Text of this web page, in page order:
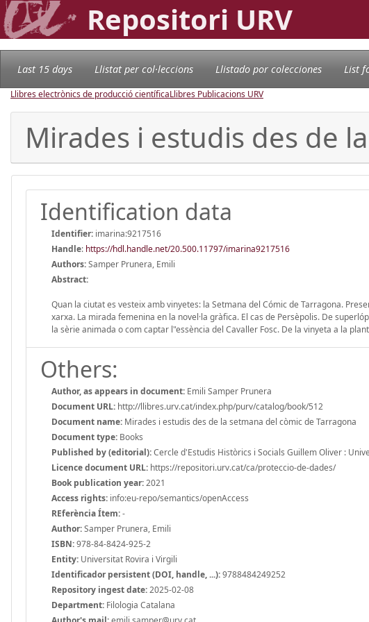
Repositori URV
Last 15 days Llistat per col·leccions Llistado por colecciones List
Llibres electrònics de producció científicaLlibres Publicacions URV
Mirades i estudis des de
Identification data
Identifier: imarina:9217516
Handle: https://hdl.handle.net/20.500.11797/imarina9217516
Authors:Samper Prunera, Emili
Abstract:
Quan la ciutat es vesteix amb vinyetes: la Setmana del Cómic de Tarragona.
xarxa. La mirada femenina en la novel·la gràfica. El cas de Persèpolis. De
la sèrie animada o com captar l"essència del Cavaller Fosc. De la vinyeta a la
Others:
Author, as appears in document: Emili Samper Prunera
Document URL: http://llibres.urv.cat/index.php/purv/catalog/book/512
Document name: Mirades i estudis des de la setmana del còmic de Tarragona
Document type: Books
Published by (editorial):Cercle d'Estudis Històrics i Socials Guillem Oliver :
Licence document URL: https://repositori.urv.cat/ca/proteccio-de-dades/
Book publication year:2021
Access rights: info:eu-repo/semantics/openAccess
REferència Ítem:-
Author:Samper Prunera, Emili
ISBN:978-84-8424-925-2
Entity: Universitat Rovira i Virgili
Identificador persistent (DOI, handle, ...):9788484249252
Repository ingest date:2025-02-08
Department: Filologia Catalana